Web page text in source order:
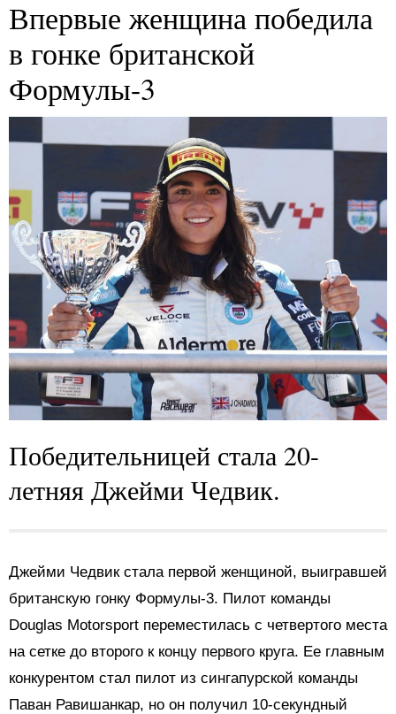
Впервые женщина победила
в гонке британской
Формулы-3
Победительницей стала 20-
летняя Джейми Чедвик.
Джейми Чедвик стала первой женщиной, выигравшей
британскую гонку Формулы-3. Пилот команды
Douglas Motorsport переместилась с четвертого места
на сетке до второго к концу первого круга. Ее главным
конкурентом стал пилот из сингапурской команды
Паван Равишанкар, но он получил 10-секундный